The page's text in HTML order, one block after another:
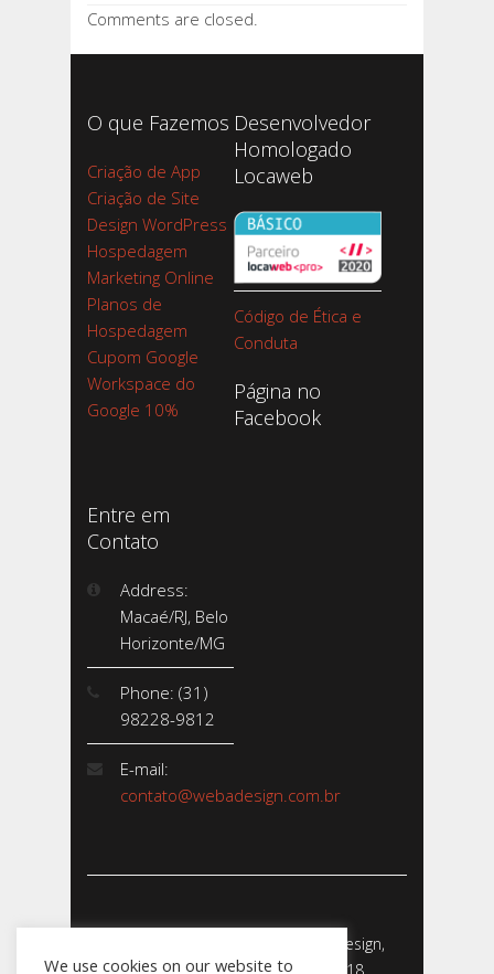
Comments are closed.
O que Fazemos
Criação de App
Criação de Site
Design WordPress
Hospedagem
Marketing Online
Planos de
Hospedagem
Cupom Google
Workspace do
Google 10%
Desenvolvedor
Homologado
Locaweb
Código de Ética e
Conduta
Página no
Facebook
Entre em
Contato
Address:
Macaé/RJ, Belo
Horizonte/MG
Phone: (31)
98228-9812
E-mail:
contato@webadesign.com.br
Webadesign - Empresa de Webdesign,
We use cookies on our website to